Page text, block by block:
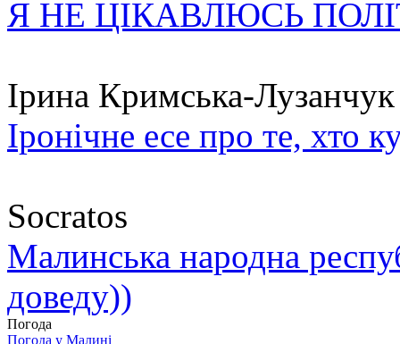
Я НЕ ЦІКАВЛЮСЬ
Ірина Кримська-Лузанчук
Іронічне есе про те, хто
Socratos
Малинська народна
доведу))
Погода
Погода у Малині